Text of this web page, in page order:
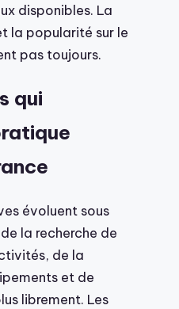
disponibles. La
la popularité sur le
pas toujours.
qui
évoluent sous
la recherche de
de la
et de
librement. Les